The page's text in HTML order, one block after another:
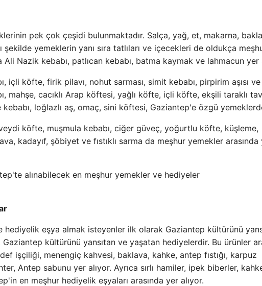
pek çok çeşidi bulunmaktadır. Salça, yağ, et, makarna,
yemeklerin yanı sıra tatlıları ve içecekleri de oldukça
Nazik kebabı, patlıcan kebabı, batma kaymak ve lahmacun yer
içli köfte, firik pilavı, nohut sarması, simit kebabı, pirpirim aşısı ve
mahşe, cacıklı Arap köftesi, yağlı köfte, içli köfte, ekşili taraklı
kebabı, loğlazlı aş, omaç, sini köftesi, Gaziantep'e özgü
köfte, muşmula kebabı, ciğer güveç, yoğurtlu köfte, küşleme,
kadayıf, şöbiyet ve fıstıklı sarma da meşhur yemekler arasında
eşya almak isteyenler ilk olarak Gaziantep kültürünü
kültürünü yansıtan ve yaşatan hediyelerdir. Bu ürünler
işçiliği, menengiç kahvesi, baklava, kahke, antep fıstığı, karpuz
Antep sabunu yer alıyor. Ayrıca sırlı hamiler, ipek biberler,
en meşhur hediyelik eşyaları arasında yer alıyor.